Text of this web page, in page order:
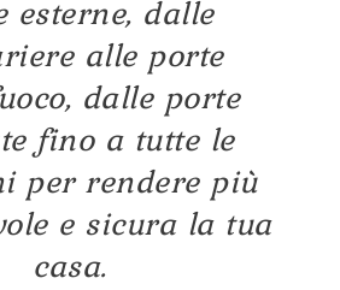
esterne, dalle
alle porte
dalle porte
fino a tutte le
per rendere più
e sicura la tua
casa.